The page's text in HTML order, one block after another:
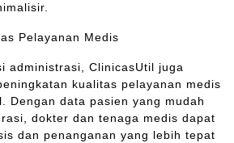
Pelayanan Medis
administrasi, ClinicasUtil juga
kualitas pelayanan medis
Dengan data pasien yang mudah
dokter dan tenaga medis dapat
dan penanganan yang lebih tepat